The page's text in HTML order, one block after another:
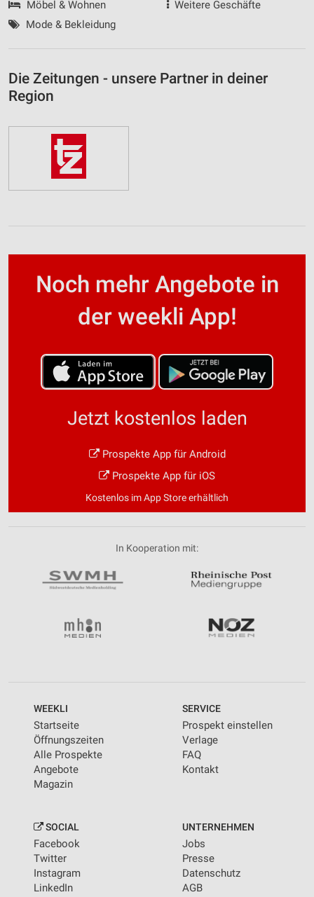
Möbel & Wohnen
Mode & Bekleidung
Weitere Geschäfte
Die Zeitungen - unsere Partner in deiner
Region
Noch mehr Angebote in
der weekli App!
Jetzt kostenlos laden
Prospekte App für Android
Prospekte App für iOS
Kostenlos im App Store erhältlich
In Kooperation mit:
WEEKLI
Startseite
Öffnungszeiten
Alle Prospekte
Angebote
Magazin
SERVICE
Prospekt einstellen
Verlage
FAQ
Kontakt
SOCIAL
Facebook
Twitter
Instagram
LinkedIn
UNTERNEHMEN
Jobs
Presse
Datenschutz
AGB